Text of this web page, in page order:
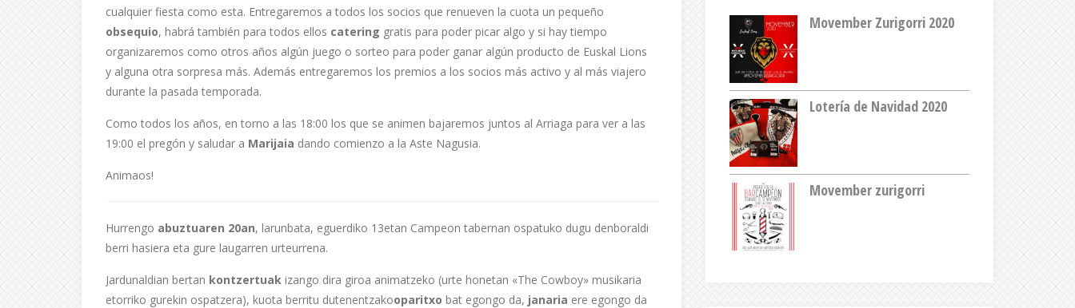
cualquier fiesta como esta. Entregaremos a todos los socios que renueven la cuota un pequeño
obsequio, habrá también para todos ellos catering gratis para poder picar algo y si hay tiempo
organizaremos como otros años algún juego o sorteo para poder ganar algún producto de Euskal Lions
y alguna otra sorpresa más. Además entregaremos los premios a los socios más activo y al más viajero
durante la pasada temporada.
Como todos los años, en torno a las 18:00 los que se animen bajaremos juntos al Arriaga para ver a las
19:00 el pregón y saludar a Marijaia dando comienzo a la Aste Nagusia.
Animaos!
Hurrengo abuztuaren 20an, larunbata, eguerdiko 13etan Campeon tabernan ospatuko dugu denboraldi
berri hasiera eta gure laugarren urteurrena.
Jardunaldian bertan kontzertuak izango dira giroa animatzeko (urte honetan «The Cowboy» musikaria
etorriko gurekin ospatzera), kuota berritu dutenentzakooparitxo bat egongo da, janaria ere egongo da
Movember Zurigorri 2020
Lotería de Navidad 2020
Movember zurigorri